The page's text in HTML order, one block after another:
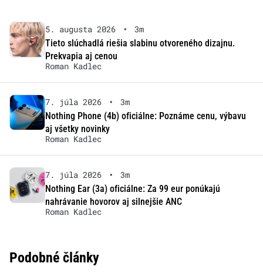
5. augusta 2026 •
3m
Tieto slúchadlá riešia slabinu otvoreného dizajnu.
Prekvapia aj cenou
Roman Kadlec
7. júla 2026 •
3m
Nothing Phone (4b) oficiálne: Poznáme cenu, výbavu
aj všetky novinky
Roman Kadlec
7. júla 2026 •
3m
Nothing Ear (3a) oficiálne: Za 99 eur ponúkajú
nahrávanie hovorov aj silnejšie ANC
Roman Kadlec
Podobné články